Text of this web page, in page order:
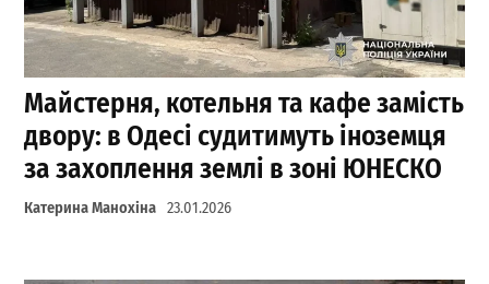
Майстерня, котельня та кафе замість
двору: в Одесі судитимуть іноземця
за захоплення землі в зоні ЮНЕСКО
Катерина Манохіна 23.01.2026